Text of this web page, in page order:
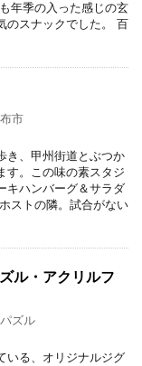
年季の入った感じの玄
のスナックでした。 百
市
き、甲州街道とぶつか
す。この味の素スタジ
キハンバーグ＆サラダ
ストの隣。試合がない
ル・アクリルフ
ズル
いる、オリジナルジグ